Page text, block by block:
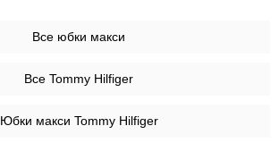
Все юбки макси
Все Tommy Hilfiger
Юбки макси Tommy Hilfiger